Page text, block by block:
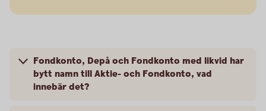
Fondkonto, Depå och Fondkonto med likvid har
bytt namn till Aktie- och Fondkonto, vad
innebär det?